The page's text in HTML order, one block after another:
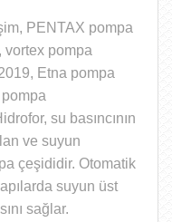
PENTAX pompa
vortex pompa
Etna pompa
su basıncının
ve suyun
çeşididir. Otomatik
suyun üst
sağlar.